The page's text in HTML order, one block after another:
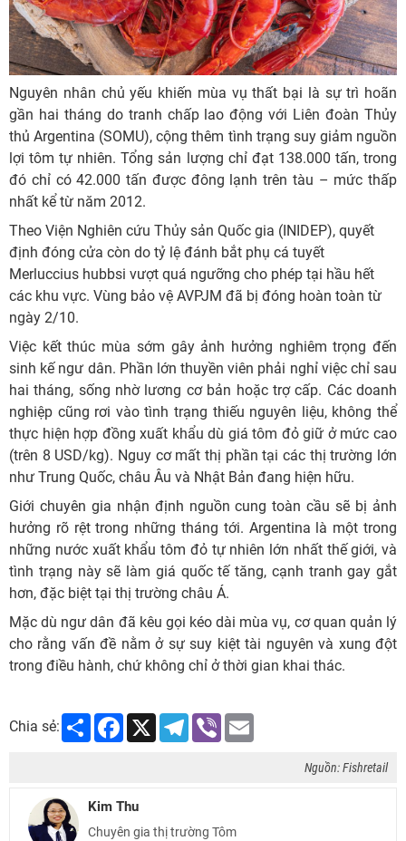
Nguyên nhân chủ yếu khiến mùa vụ thất bại là sự trì hoãn
gần hai tháng do tranh chấp lao động với Liên đoàn Thủy
thủ Argentina (SOMU), cộng thêm tình trạng suy giảm nguồn
lợi tôm tự nhiên. Tổng sản lượng chỉ đạt 138.000 tấn, trong
đó chỉ có 42.000 tấn được đông lạnh trên tàu – mức thấp
nhất kể từ năm 2012.
Theo Viện Nghiên cứu Thủy sản Quốc gia (INIDEP), quyết
định đóng cửa còn do tỷ lệ đánh bắt phụ cá tuyết
Merluccius hubbsi vượt quá ngưỡng cho phép tại hầu hết
các khu vực. Vùng bảo vệ AVPJM đã bị đóng hoàn toàn từ
ngày 2/10.
Việc kết thúc mùa sớm gây ảnh hưởng nghiêm trọng đến
sinh kế ngư dân. Phần lớn thuyền viên phải nghỉ việc chỉ sau
hai tháng, sống nhờ lương cơ bản hoặc trợ cấp. Các doanh
nghiệp cũng rơi vào tình trạng thiếu nguyên liệu, không thể
thực hiện hợp đồng xuất khẩu dù giá tôm đỏ giữ ở mức cao
(trên 8 USD/kg). Nguy cơ mất thị phần tại các thị trường lớn
như Trung Quốc, châu Âu và Nhật Bản đang hiện hữu.
Giới chuyên gia nhận định nguồn cung toàn cầu sẽ bị ảnh
hưởng rõ rệt trong những tháng tới. Argentina là một trong
những nước xuất khẩu tôm đỏ tự nhiên lớn nhất thế giới, và
tình trạng này sẽ làm giá quốc tế tăng, cạnh tranh gay gắt
hơn, đặc biệt tại thị trường châu Á.
Mặc dù ngư dân đã kêu gọi kéo dài mùa vụ, cơ quan quản lý
cho rằng vấn đề nằm ở sự suy kiệt tài nguyên và xung đột
trong điều hành, chứ không chỉ ở thời gian khai thác.
Chia sẻ: Share Facebook
X Telegram
Viber
Nguồn: Fishretail
Kim Thu
Chuyên gia thị trường Tôm